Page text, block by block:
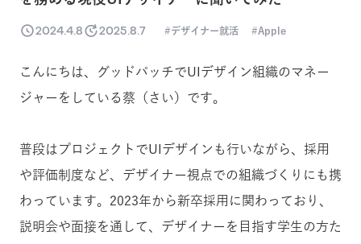
2024.4.8 2025.8.7 デザイナー就活 Apple
こんにちは、グッドパッチでUIデザイン組織のマネー
ジャーをしている蔡（さい）です。
普段はプロジェクトでUIデザインも行いながら、採用
や評価制度など、デザイナー視点での組織づくりにも携
わっています。2023年から新卒採用に関わっており、
説明会や面接を通して、デザイナーを目指す学生の方た